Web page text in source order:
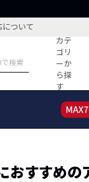
ついて
カテ
ゴリ
ーか
ら探
す
ネート
おすすめの